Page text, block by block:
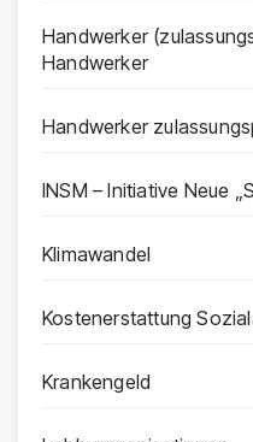
Handwerker
Handwerker
Handwerker
INSM – Initiative Neue
Klimawandel
Kostenerstattung
Krankengeld